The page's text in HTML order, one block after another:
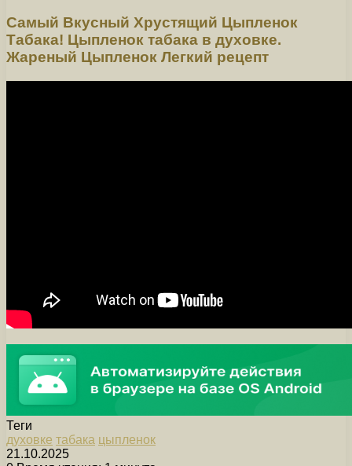
Самый Вкусный Хрустящий Цыпленок
Табака! Цыпленок табака в духовке.
Жареный Цыпленок Легкий рецепт
Теги
духовке табака цыпленок
21.10.2025